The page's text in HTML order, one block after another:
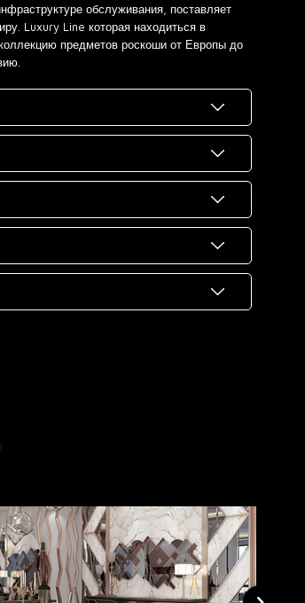
обслуживания, поставляет
Luxury Line которая находиться в
предметов роскоши от Европы до